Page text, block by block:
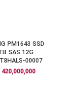
PM1643 SSD
SAS 12G
00007
420,000,000